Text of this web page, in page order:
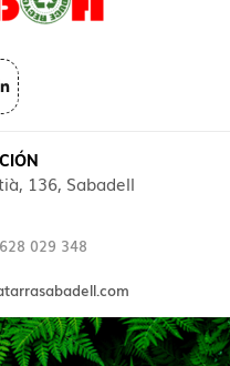
136, Sabadell
628 029 348